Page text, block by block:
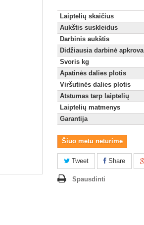
Laiptelių skaičius
Aukštis suskleidus
Darbinis aukštis
Didžiausia darbinė apkrova
Svoris kg
Apatinės dalies plotis
Viršutinės dalies plotis
Atstumas tarp laiptelių
Laiptelių matmenys
Garantija
Šiuo metu neturime
Tweet Share
Spausdinti